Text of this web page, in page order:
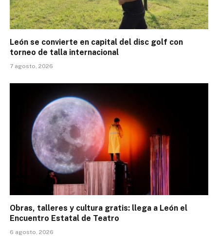
León se convierte en capital del disc golf con
torneo de talla internacional
7 agosto, 2026
Obras, talleres y cultura gratis: llega a León el
Encuentro Estatal de Teatro
6 agosto, 2026